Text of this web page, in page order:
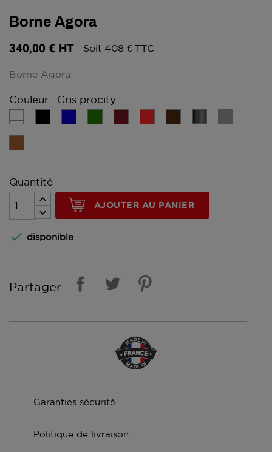
Borne Agora
340,00 € HT Soit 408 € TTC
Borne Agora
Couleur : Gris procity
foncé
Clair
Corten
Quantité
AJOUTER AU PANIER
 disponible
Partager
Garanties sécurité
Politique de livraison